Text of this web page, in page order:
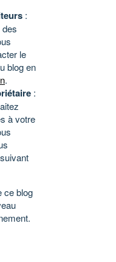
:
le
blog en
.
:
à votre
ce blog